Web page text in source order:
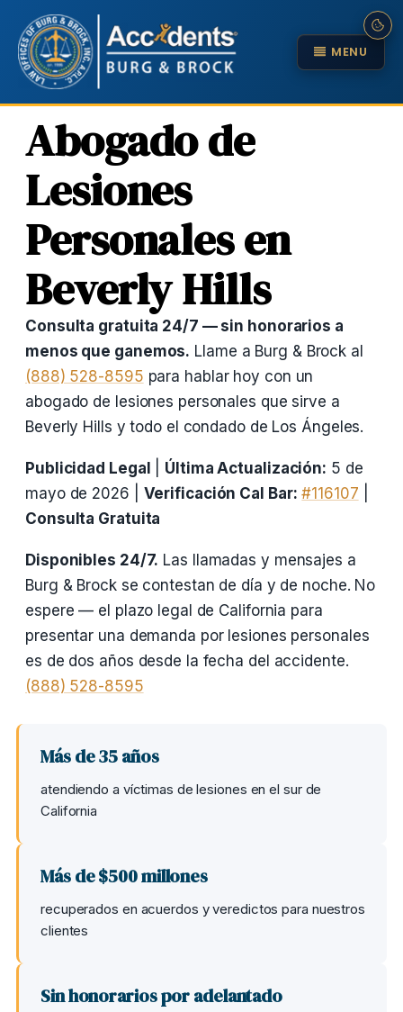
MENU
Abogado de
Lesiones
Personales en
Beverly Hills
Consulta gratuita 24/7 — sin honorarios a
menos que ganemos. Llame a Burg & Brock al
(888) 528-8595 para hablar hoy con un
abogado de lesiones personales que sirve a
Beverly Hills y todo el condado de Los Ángeles.
Publicidad Legal Última Actualización: 5 de
mayo de 2026 | Verificación Cal Bar: #116107
Consulta Gratuita
Disponibles 24/7. Las llamadas y mensajes a
Burg & Brock se contestan de día y de noche. No
espere — el plazo legal de California para
presentar una demanda por lesiones personales
es de dos años desde la fecha del accidente.
(888) 528-8595
Más de 35 años
atendiendo a víctimas de lesiones en el sur de
California
Más de $500 millones
recuperados en acuerdos y veredictos para nuestros
clientes
Sin honorarios por adelantado